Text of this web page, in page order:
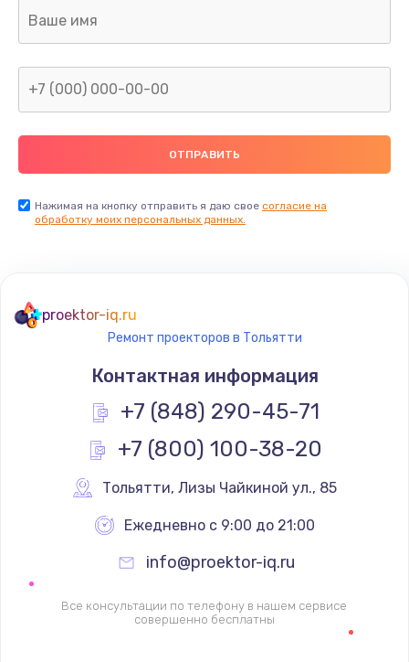
Нажимая на кнопку отправить я даю свое согласие на
обработку моих персональных данных.
proektor-iq.ru
Ремонт проекторов в Тольятти
Контактная информация
+7 (848) 290-45-71
+7 (800) 100-38-20
Тольятти, Лизы Чайкиной ул., 85
Ежедневно с 9:00 до 21:00
info@proektor-iq.ru
Все консультации по телефону в нашем сервисе
совершенно бесплатны